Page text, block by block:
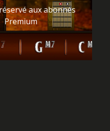
aux abonnés
Premium